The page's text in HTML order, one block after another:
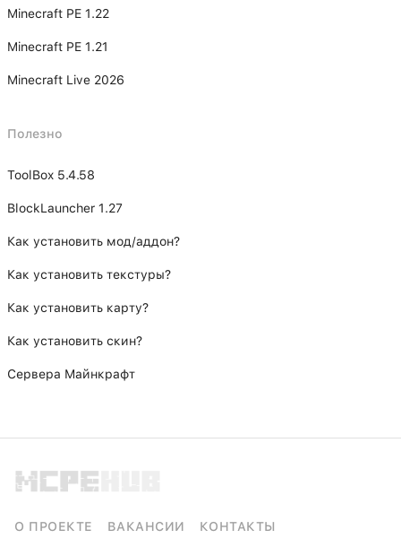
Minecraft PE 1.22
Minecraft PE 1.21
Minecraft Live 2026
Полезно
ToolBox 5.4.58
BlockLauncher 1.27
Как установить мод/аддон?
Как установить текстуры?
Как установить карту?
Как установить скин?
Сервера Майнкрафт
О ПРОЕКТЕ ВАКАНСИИ КОНТАКТЫ